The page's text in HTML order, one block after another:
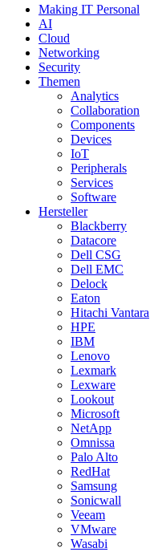
Making IT Personal
AI
Cloud
Networking
Security
Themen
Analytics
Collaboration
Components
Devices
IoT
Peripherals
Services
Software
Hersteller
Blackberry
Datacore
Dell CSG
Dell EMC
Delock
Eaton
Hitachi Vantara
HPE
IBM
Lenovo
Lexmark
Lexware
Lookout
Microsoft
NetApp
Omnissa
Palo Alto
RedHat
Samsung
Sonicwall
Veeam
VMware
Wasabi